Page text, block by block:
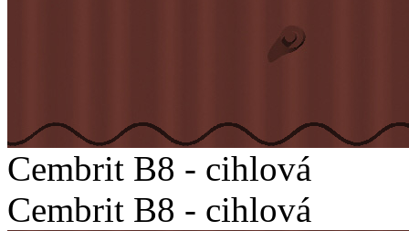
Cembrit B8 - cihlová
Cembrit B8 - cihlová